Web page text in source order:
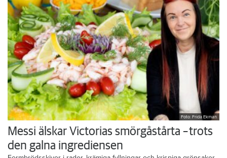
Foto: Frida Ekman
Messi älskar Victorias smörgåstårta – trots
den galna ingrediensen